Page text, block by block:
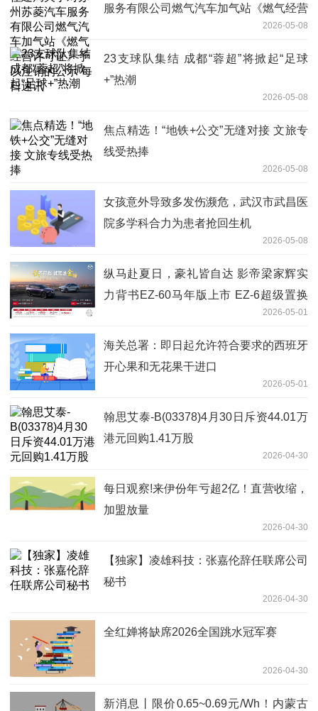
服务有限公司燃气汽车加气站《燃气经营
许可证》予以注销的公示 每日速讯2026-05-08
23支球队集结 成都“蓉超”将掀起“足球
+”热潮
2026-05-08
焦点精选！“地铁+公交”无缝对接 文旅专
线受热捧
2026-05-08
女孩意外导致多发伤濒危，武汉市武昌医
院多学科合力为患者抢回生机
2026-05-08
纵马赴夏日，豪礼皆自达 影帝梁家辉实
力背书EZ-60马年版上市 EZ-6超级置换
2026-05-01
海关总署：即日起允许符合要求的西班牙
开心果和无花果干进口
2026-05-01
翰思艾泰-B(03378)4月30日斥资44.01万
港元回购1.41万股
2026-04-30
每日观察!来伊份年亏超2亿！直营收缩，
加盟放量
2026-04-30
【独家】凌雄科技：张嘉伦辞任联席公司
秘书
2026-04-30
全红婵将缺席2026全国跳水冠军赛
2026-04-30
新消息丨限价0.65~0.69元/Wh！内蒙古